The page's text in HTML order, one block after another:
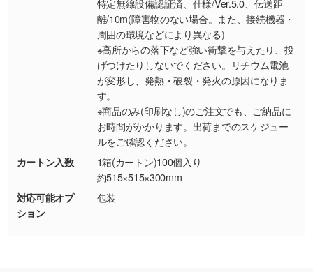
印刷したいデータが印刷範囲よりも小さい場
合、シンプルな色・柄の背景であれば拡張が可
詳しく見る
・デザインにQRコードを入れたい／QRコード
を生成してほしい
URLをご指定いただければ、QRコードを生成
いたします。配置のご相談にも応じています。
詳しく見る
特定無線設備認証済、仕様/Ver.5.0、伝送距
離/10m(障害物のない場合。また、接続機器・
周囲の環境などにより異なる)
※高所からの落下など強い衝撃を与えたり、投
げつけたりしないでください。リチウム電池
が変形し、発熱・破裂・発火の原因になりま
す。
※商品のみ(印刷なし)のご注文でも、ご納品に
お時間がかかります。出荷までのスケジュー
ルをご確認ください。
カートン入数
1箱(カートン)100個入り
約515×515×300mm
対応可能オプ
ション
包装